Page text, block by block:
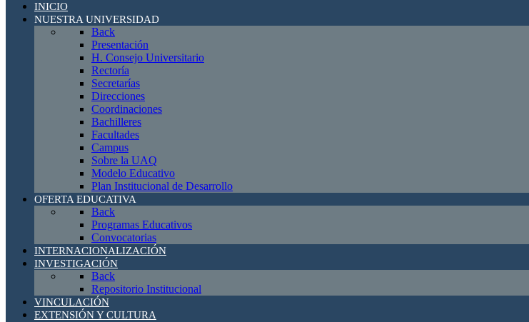
INICIO
NUESTRA UNIVERSIDAD
Back
Presentación
H. Consejo Universitario
Rectoría
Secretarías
Direcciones
Coordinaciones
Bachilleres
Facultades
Campus
Sobre la UAQ
Modelo Educativo
Plan Institucional de Desarrollo
OFERTA EDUCATIVA
Back
Programas Educativos
Convocatorias
INTERNACIONALIZACIÓN
INVESTIGACIÓN
Back
Repositorio Institucional
VINCULACIÓN
EXTENSIÓN Y CULTURA